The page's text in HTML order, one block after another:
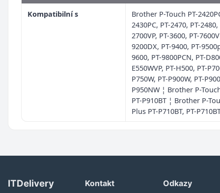
Kompatibilní s
Brother P-Touch PT-
2430PC, PT-2470, PT-2480,
2700VP, PT-3600, PT-
9200DX, PT-9400, PT-
9600, PT-9800PCN, PT-
E550WVP, PT-H500, PT-
P750W, PT-P900W, PT-
P950NW ¦ Brother P-
PT-P910BT ¦ Brother P-
Plus PT-P710BT, PT-
ITDelivery
Kontakt
Odkazy